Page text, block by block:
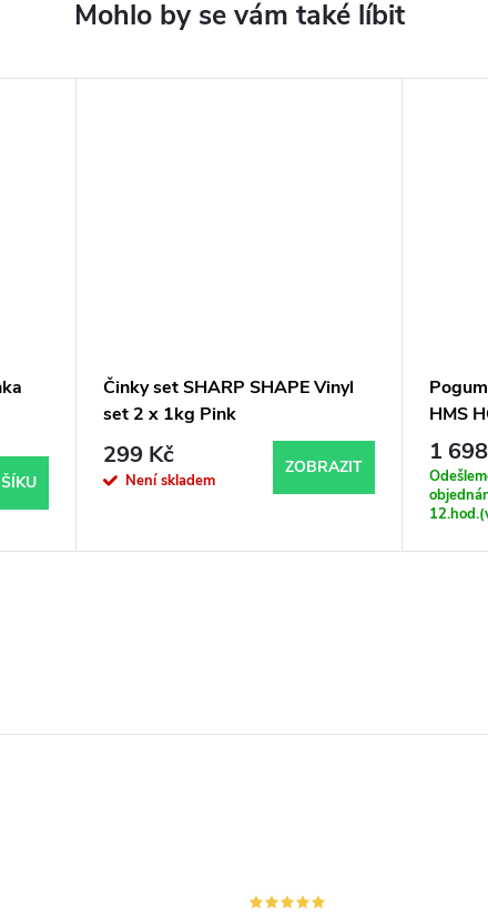
Činky set SHARP SHAPE Vinyl
set 2 x 1kg Pink
299 Kč
Není skladem
ZOBRAZIT
HMS
1